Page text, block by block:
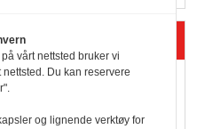
videre
vårt nettsted bruker vi
Du kan reservere
og lignende verktøy for